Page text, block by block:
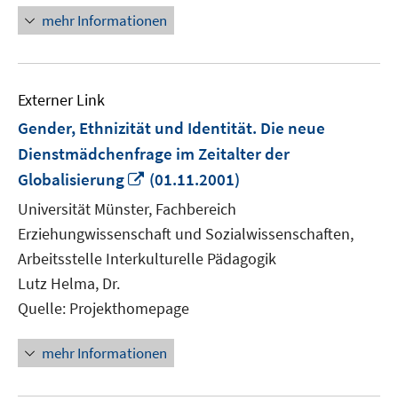
mehr Informationen
Externer Link
Gender, Ethnizität und Identität. Die neue
Dienstmädchenfrage im Zeitalter der
Globalisierung
In
neuem
Fenster
öffnen
(01.11.2001)
Universität Münster, Fachbereich
Erziehungwissenschaft und Sozialwissenschaften,
Arbeitsstelle Interkulturelle Pädagogik
Lutz Helma, Dr.
Quelle: Projekthomepage
mehr Informationen